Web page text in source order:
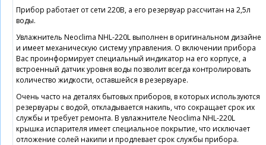
Прибор работает от сети 220В, а его резервуар рассчитан на 2,5л
воды.
Увлажнитель Neoclima NHL-220L выполнен в оригинальном дизайне
и имеет механическую систему управления. О включении прибора
Вас проинформирует специальный индикатор на его корпусе, а
встроенный датчик уровня воды позволит всегда контролировать
количество жидкости, оставшейся в резервуаре.
Очень часто на деталях бытовых приборов, в которых используются
резервуары с водой, откладывается накипь, что сокращает срок их
службы и требует ремонта. В увлажнителе Neoclima NHL-220L
крышка испарителя имеет специальное покрытие, что исключает
отложение солей накипи и продлевает срок службы прибора.